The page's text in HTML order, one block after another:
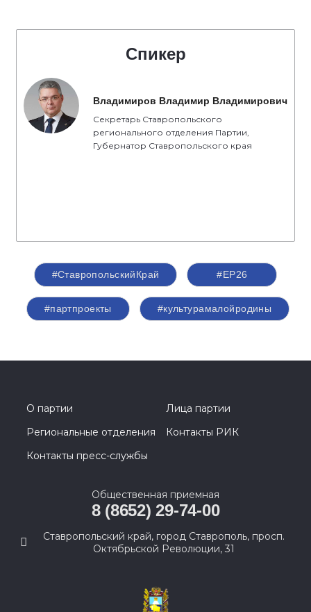
Спикер
Владимиров Владимир Владимирович
Секретарь Ставропольского
регионального отделения Партии,
Губернатор Ставропольского края
#СтавропольскийКрай #ЕР26
#партпроекты #культурамалойродины
О партии
Лица партии
Региональные отделения
Контакты РИК
Контакты пресс-службы
Общественная приемная
8 (8652) 29-74-00
Ставропольский край, город Ставрополь, просп.
Октябрьской Революции, 31